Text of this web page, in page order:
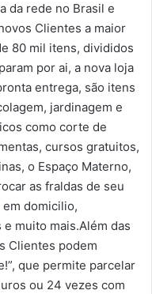
da rede no Brasil e
Clientes a maior
80 mil itens, divididos
por ai, a nova loja
entrega, são itens
jardinagem e
como corte de
cursos gratuitos,
o Espaço Materno,
as fraldas de seu
domicilio,
muito mais.Além das
Clientes podem
que permite parcelar
ou 24 vezes com